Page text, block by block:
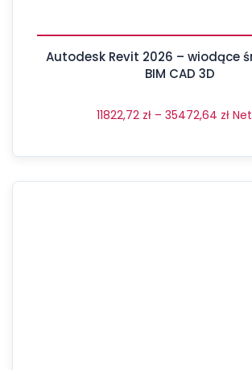
Autodesk Revit 2026 – wiodące środowisko
BIM CAD 3D
11822,72 zł – 35472,64 zł